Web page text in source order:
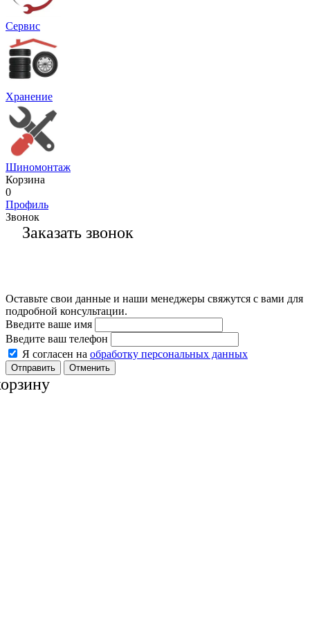
Сервис
Хранение
Шиномонтаж
Корзина
0
Профиль
Звонок
Заказать звонок
Оставьте свои данные и наши менеджеры свяжутся с вами для
подробной консультации.
Введите ваше имя
Введите ваш телефон
Я согласен на обработку персональных данных
Отменить